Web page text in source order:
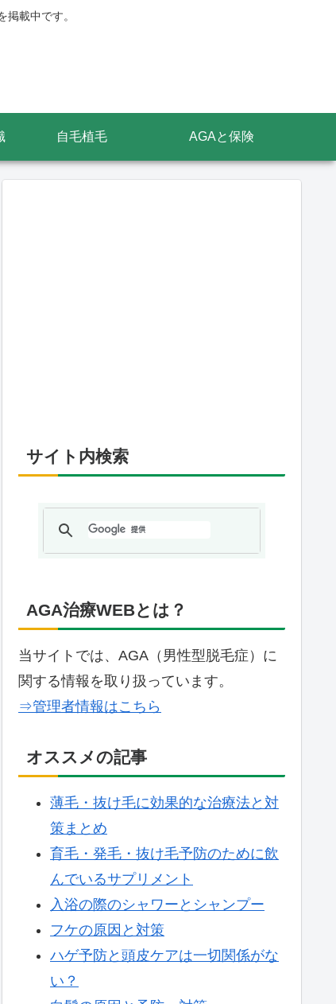
載中です。
自毛植毛 AGAと保険
サイト内検索
AGA治療WEBとは？
当サイトでは、AGA（男性型脱毛症）に
関する情報を取り扱っています。
⇒管理者情報はこちら
オススメの記事
薄毛・抜け毛に効果的な治療法と対
策まとめ
育毛・発毛・抜け毛予防のために飲
んでいるサプリメント
入浴の際のシャワーとシャンプー
フケの原因と対策
ハゲ予防と頭皮ケアは一切関係がな
い？